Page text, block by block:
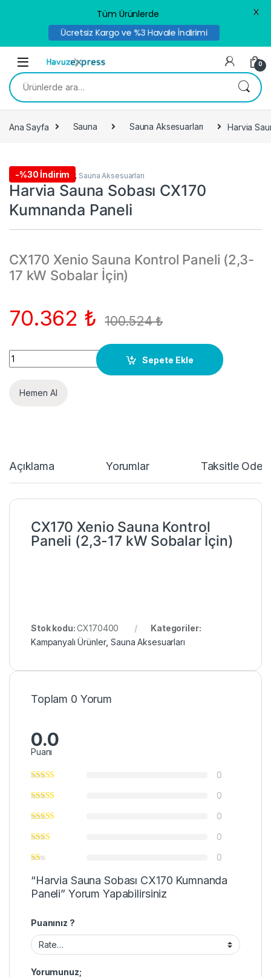
0
Ara:
Ana Sayfa Sauna Sauna Aksesuarları Harvia
-%30 İndirim
Kampanyalı Ürünler , Sauna Aksesuarları
Harvia Sauna Sobası CX170
Kumnanda Paneli
CX170 Xenio Sauna Kontrol Paneli (2,3-
17 kW Sobalar İçin)
70.362 ₺ 100.524₺
Quantity
Sepete Ekle
Hemen Al
Açıklama Yorumlar Taksitle
CX170 Xenio Sauna Kontrol
Paneli (2,3-17 kW Sobalar İçin)
Stok kodu:CX170400
Kategoriler:
Kampanyalı Ürünler,Sauna Aksesuarları
Toplam 0 Yorum
0.0
Puanı
0
0
0
0
0
“Harvia Sauna Sobası CX170 Kumnanda
Paneli” Yorum Yapabilirsiniz
Puanınız ?
Yorumunuz;
Tüm Ürünlerde
Ücretsiz Kargo ve %3 Havale İndirimi
X